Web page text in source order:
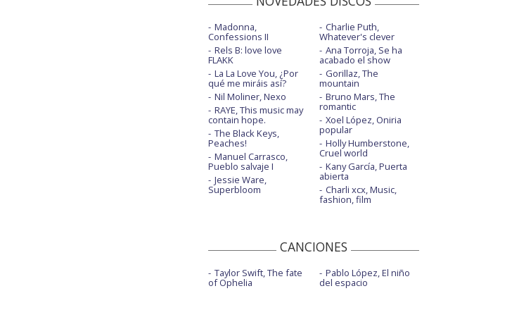
Madonna,
Confessions II
Rels B: love love
FLAKK
La La Love You, ¿Por
qué me miráis así?
Nil Moliner, Nexo
RAYE, This music may
contain hope.
The Black Keys,
Peaches!
Manuel Carrasco,
Pueblo salvaje I
Jessie Ware,
Superbloom
Charlie Puth,
Whatever's clever
Ana Torroja, Se ha
acabado el show
Gorillaz, The
mountain
Bruno Mars, The
romantic
Xoel López, Oniria
popular
Holly Humberstone,
Cruel world
Kany García, Puerta
abierta
Charli xcx, Music,
fashion, film
CANCIONES
Taylor Swift, The fate
of Ophelia
Pablo López, El niño
del espacio